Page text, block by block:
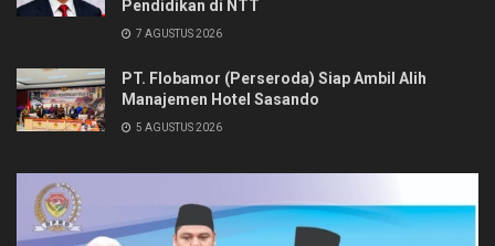
Pendidikan di NTT
7 AGUSTUS 2026
PT. Flobamor (Perseroda) Siap Ambil Alih
Manajemen Hotel Sasando
5 AGUSTUS 2026